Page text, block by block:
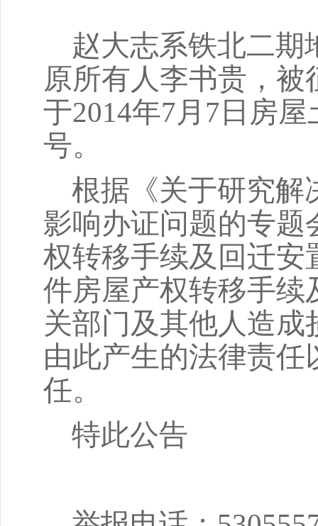
赵大志系铁北二期
原所有人李书贵，
于2014年7月7日房
号。
根据《关于研究解
影响办证问题的专
权转移手续及回迁安
件房屋产权转移手续
关部门及其他人造
由此产生的法律责
任。
特此公告